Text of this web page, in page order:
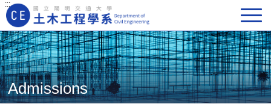
:::
Main Navigation
Admissions